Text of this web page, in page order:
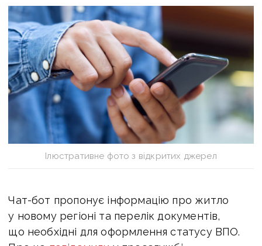
Ілюстративне фото з відкритих джерел
Чат-бот пропонує інформацію про житло
у новому регіоні та перелік документів,
що необхідні для оформлення статусу ВПО.